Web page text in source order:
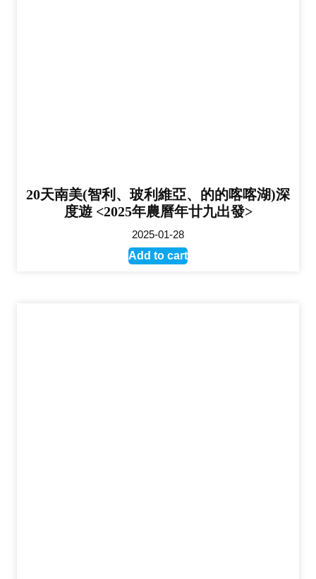
20天南美(智利、玻利維亞、的的喀喀湖)深
度遊 <2025年農曆年廿九出發>
2025-01-28
Add to cart